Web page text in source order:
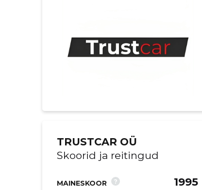
TRUSTCAR OÜ
Skoorid ja reitingud
MAINESKOOR ? 1995